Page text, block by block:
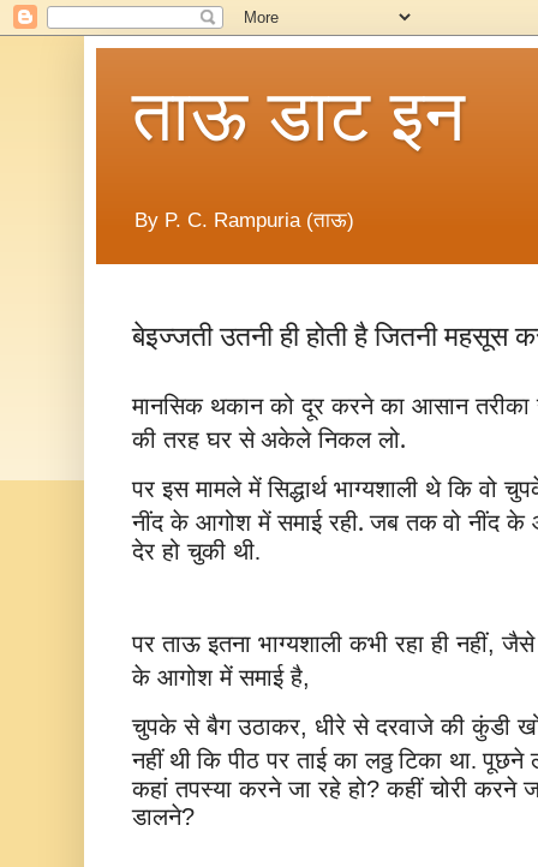
ताऊ डाट इन
By P. C. Rampuria (ताऊ)
बेइज्जती उतनी ही होती है जितनी महसूस
मानसिक थकान को दूर करने का आसान तरीका
की तरह घर से अकेले निकल लो.
पर इस मामले में सिद्धार्थ भाग्यशाली थे कि वो
नींद के आगोश में समाई रही.जब तक वो नींद के
देर हो चुकी थी.
पर ताऊ इतना भाग्यशाली कभी रहा ही नहीं,जैसे
के आगोश में समाई है,
चुपके से बैग उठाकर, धीरे से दरवाजे की कुंडी
नहीं थी कि पीठ पर ताई का लठ्ठटिका था. पूछने
कहां तपस्या करने जा रहे हो?कहीं चोरी करने
डालने?